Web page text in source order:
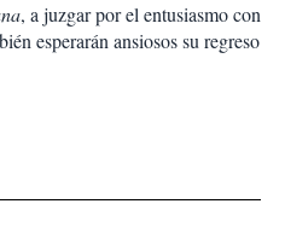
, a juzgar por el entusiasmo con
esperarán ansiosos su regreso